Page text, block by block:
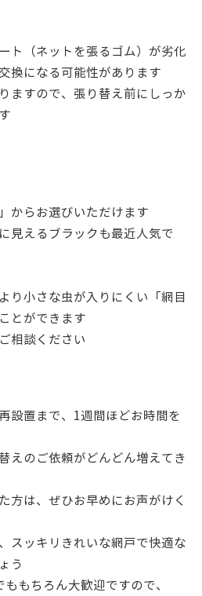
ト（ネットを張るゴム）が劣化
換になる可能性があります
ますので、張り替え前にしっか
からお選びいただけます
見えるブラックも最近人気で
り小さな虫が入りにくい「網目
とができます
相談ください
設置まで、1週間ほどお時間を
えのご依頼がどんどん増えてき
方は、ぜひお早めにお声がけく
スッキリきれいな網戸で快適な
う
もちろん大歓迎ですので、